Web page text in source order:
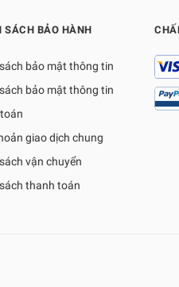
SÁCH BẢO HÀNH
bảo mật thông tin
bảo mật thông tin
giao dịch chung
vận chuyển
thanh toán